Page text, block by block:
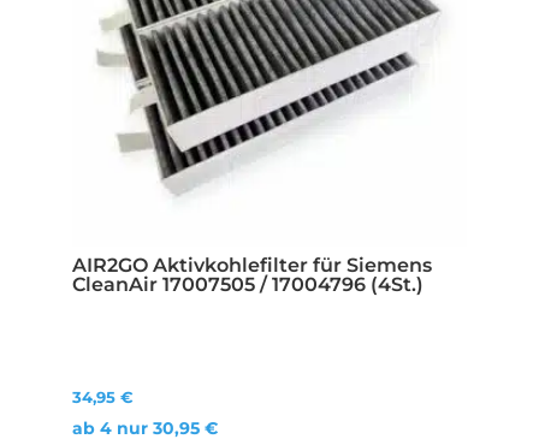
AIR2GO Aktivkohlefilter für Siemens
CleanAir 17007505 / 17004796 (4St.)
34,95 €
ab 4 nur 30,95 €